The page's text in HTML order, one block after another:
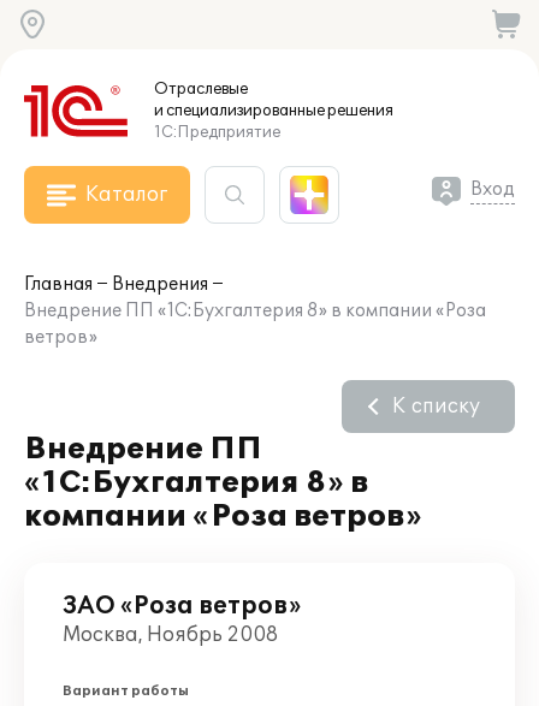
Отраслевые
и специализированныерешения
1С:Предприятие
Каталог Вход
Главная
Внедрения
Внедрение ПП «1С:Бухгалтерия 8» в компании «Роза
ветров»
Внедрение ПП
«1С:Бухгалтерия 8» в
компании «Роза ветров»
К списку
ЗАО «Роза ветров»
Москва, Ноябрь 2008
Вариант работы